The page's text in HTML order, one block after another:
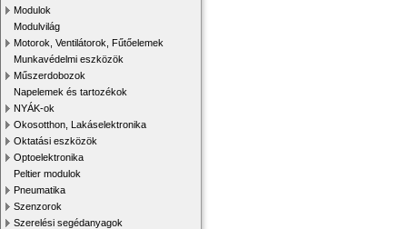
Modulok
Modulvilág
Motorok, Ventilátorok, Fűtőelemek
Munkavédelmi eszközök
Műszerdobozok
Napelemek és tartozékok
NYÁK-ok
Okosotthon, Lakáselektronika
Oktatási eszközök
Optoelektronika
Peltier modulok
Pneumatika
Szenzorok
Szerelési segédanyagok